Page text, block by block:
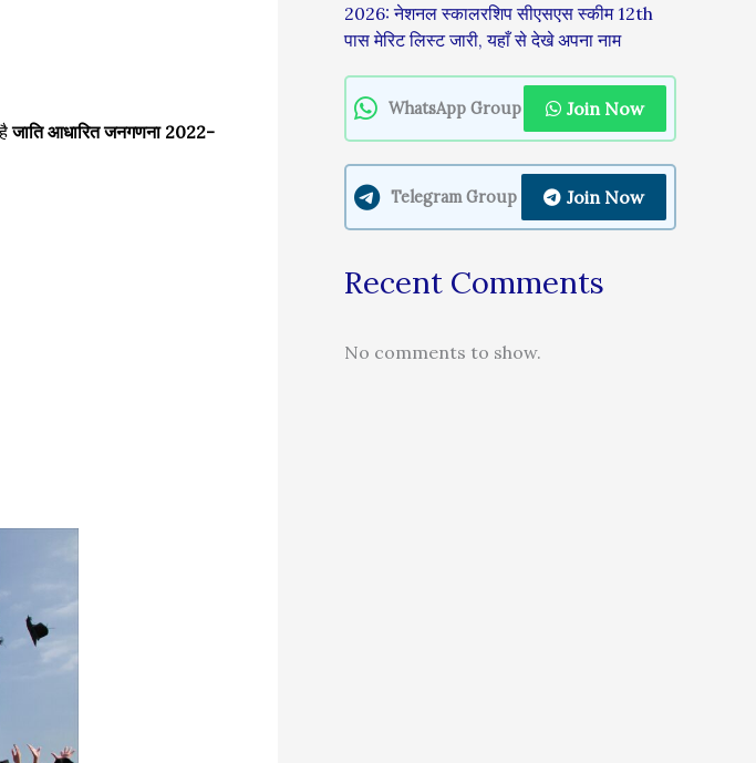
जाति आधारित जनगणना 2022-
2026: नेशनल स्कालरशिप सीएसएस स्कीम 12th
पास मेरिट लिस्ट जारी, यहाँ से देखे अपना नाम
WhatsApp Group Join Now
Telegram Group Join Now
Recent Comments
No comments to show.